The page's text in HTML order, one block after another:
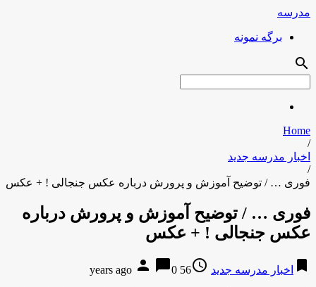
مدرسه
برگه نمونه
search
Home
/
اخبار مدرسه جدید
/
فوری … / توضیح آموزش و پرورش درباره عکس جنجالی ! + عکس
فوری … / توضیح آموزش و پرورش درباره
عکس جنجالی ! + عکس
bookmark اخبار مدرسه جدید access_time
56 years ago
person chat_bubble0